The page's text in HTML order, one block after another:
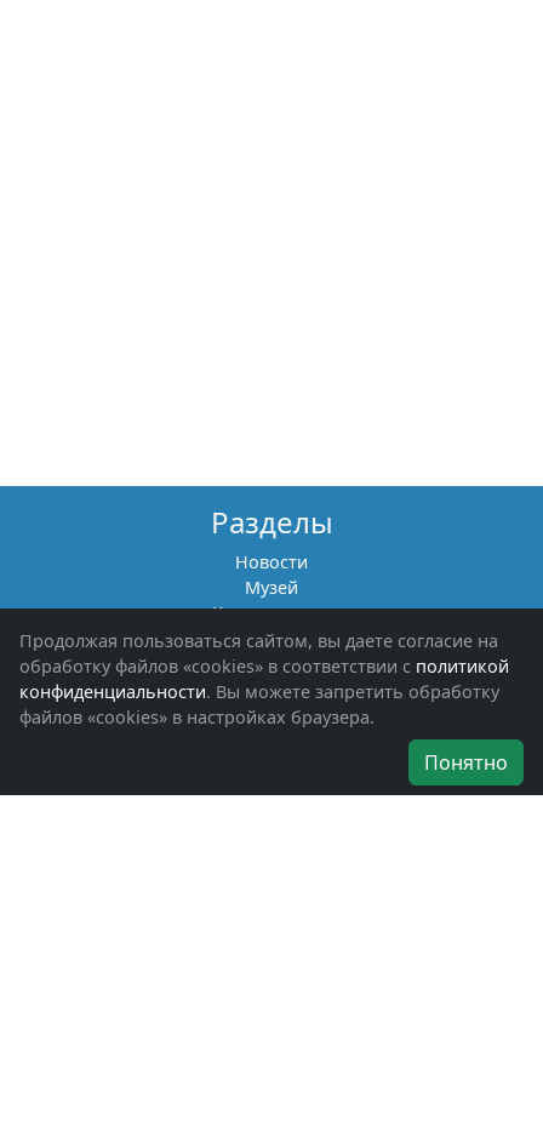
Разделы
Новости
Музей
Книги памяти
Фотоальбомы
Обращения граждан
Помощь участникам СВО и их семьям
Об организации
Наши награды
Продолжая пользоваться сайтом, вы даете согласие на
обработку файлов «cookies» в соответствии с политикой
конфиденциальности. Вы можете запретить обработку
файлов «cookies» в настройках браузера.
Понятно